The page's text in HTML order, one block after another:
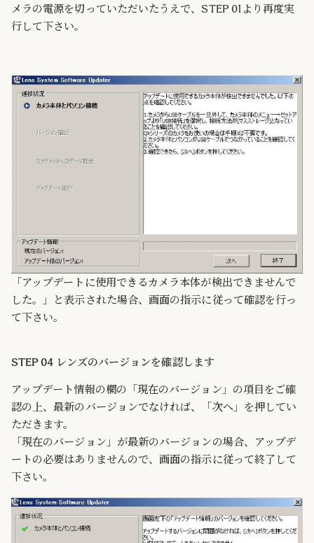
メラの電源を切っていただいたうえで、STEP 01より再度実
行して下さい。
「アップデートに使用できるカメラ本体が検出できませんで
した。」と表示された場合、画面の指示に従って確認を行っ
て下さい。
STEP 04 レンズのバージョンを確認します
アップデート情報の欄の「現在のバージョン」の項目をご確
認の上、最新のバージョンでなければ、「次へ」を押してい
ただきます。
「現在のバージョン」が最新のバージョンの場合、アップデ
ートの必要はありませんので、画面の指示に従って終了して
下さい。